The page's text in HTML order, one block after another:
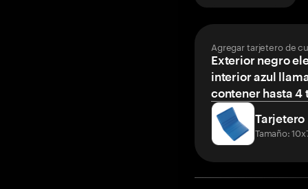
Agregar tarjetero de
Exterior negro
interior azul
contener hasta 4
Tarjetero
Tamaño: